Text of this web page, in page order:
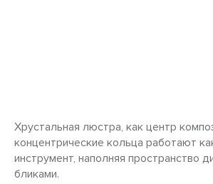
Хрустальная люстра, как центр
концентрические кольца работают
инструмент, наполняя пространство
бликами.